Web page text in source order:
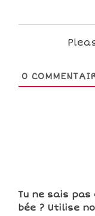
0
Tu ne sais pas
bée ? Utilise